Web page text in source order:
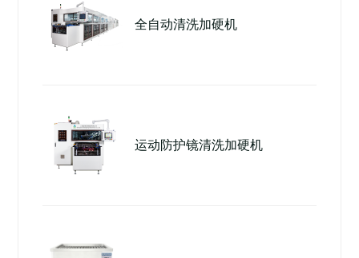
全自动清洗加硬机
运动防护镜清洗加硬机